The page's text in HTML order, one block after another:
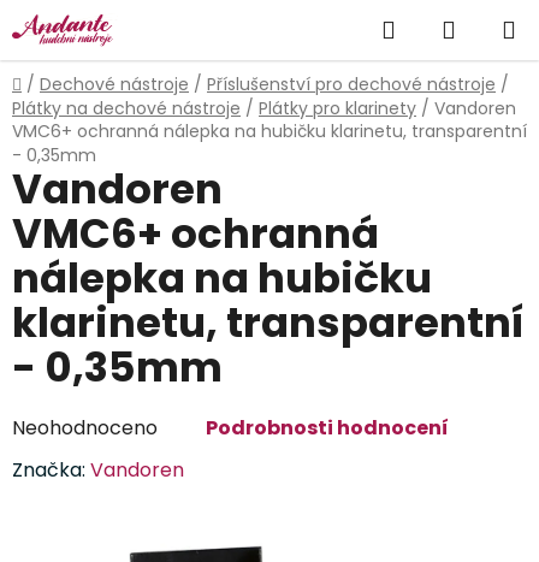
Přejít
na
obsah
Hledat
KOŠÍK
Domů
/ Dechové nástroje / Příslušenství pro dechové nástroje /
Plátky na dechové nástroje / Plátky pro klarinety / Vandoren
VMC6+ ochranná nálepka na hubičku klarinetu, transparentní
- 0,35mm
Vandoren
VMC6+ ochranná
nálepka na hubičku
klarinetu, transparentní
- 0,35mm
Průměrné
produktu
Neohodnoceno
Podrobnosti hodnocení
Značka: Vandoren